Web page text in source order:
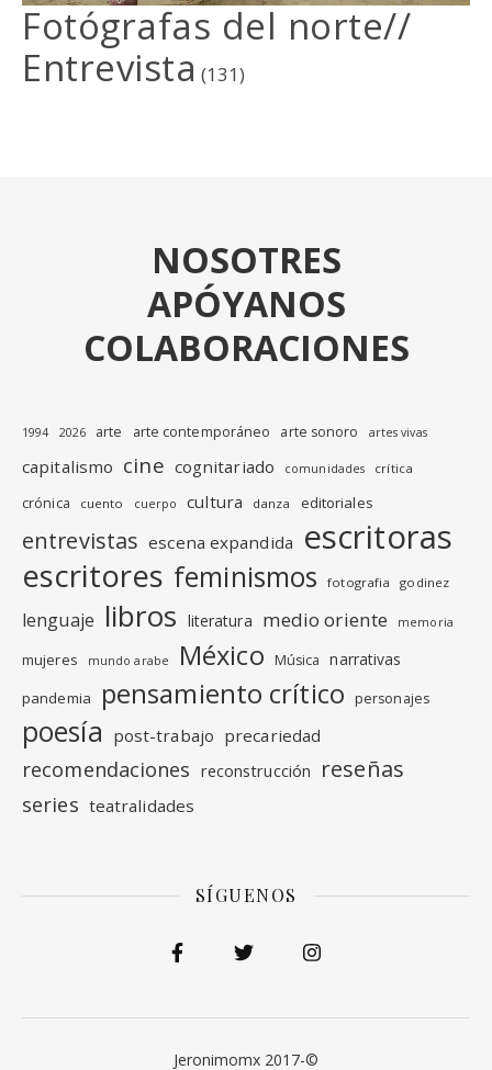
Fotógrafas del norte//
Entrevista (131)
NOSOTRES
APÓYANOS
COLABORACIONES
1994 2026 arte arte contemporáneo arte sonoro artes vivas
capitalismo cine cognitariado comunidades crítica
crónica cuento cuerpo cultura danza editoriales
entrevistas escena expandida escritoras
escritores feminismos fotografia godinez
lenguaje libros literatura medio oriente memoria
mujeres mundo arabe México Música narrativas
pandemia pensamiento crítico personajes
poesía post-trabajo precariedad
recomendaciones reconstrucción reseñas
series teatralidades
SÍGUENOS
Jeronimomx 2017-©